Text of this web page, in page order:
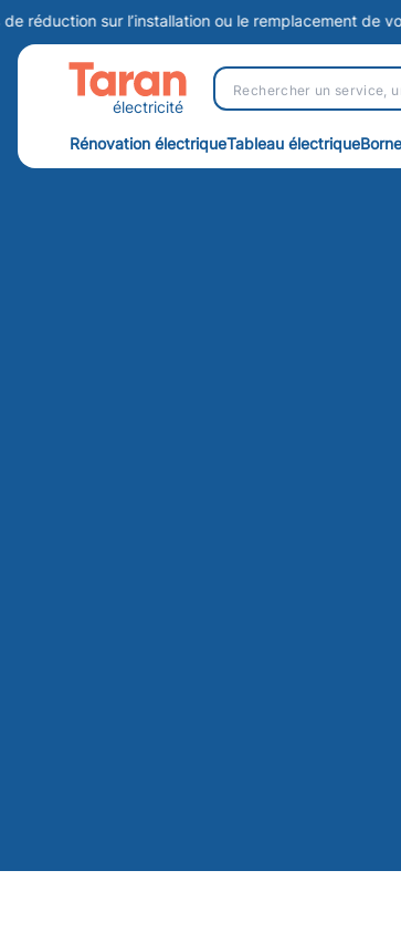
sur l’installation ou le remplacement de votre
électricité
Rénovation électriqueTableau électrique